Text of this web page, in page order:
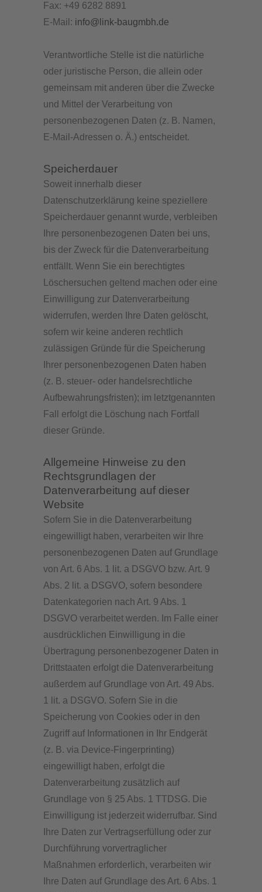
Fax: +49 6282 8891
E-Mail: info@link-baugmbh.de
Verantwortliche Stelle ist die natürliche
oder juristische Person, die allein oder
gemeinsam mit anderen über die Zwecke
und Mittel der Verarbeitung von
personenbezogenen Daten (z. B. Namen,
E-Mail-Adressen o. Ä.) entscheidet.
Speicherdauer
Soweit innerhalb dieser
Datenschutzerklärung keine speziellere
Speicherdauer genannt wurde, verbleiben
Ihre personenbezogenen Daten bei uns,
bis der Zweck für die Datenverarbeitung
entfällt. Wenn Sie ein berechtigtes
Löschersuchen geltend machen oder eine
Einwilligung zur Datenverarbeitung
widerrufen, werden Ihre Daten gelöscht,
sofern wir keine anderen rechtlich
zulässigen Gründe für die Speicherung
Ihrer personenbezogenen Daten haben
(z. B. steuer- oder handelsrechtliche
Aufbewahrungsfristen); im letztgenannten
Fall erfolgt die Löschung nach Fortfall
dieser Gründe.
Allgemeine Hinweise zu den
Rechtsgrundlagen der
Datenverarbeitung auf dieser
Website
Sofern Sie in die Datenverarbeitung
eingewilligt haben, verarbeiten wir Ihre
personenbezogenen Daten auf Grundlage
von Art. 6 Abs. 1 lit. a DSGVO bzw. Art. 9
Abs. 2 lit. a DSGVO, sofern besondere
Datenkategorien nach Art. 9 Abs. 1
DSGVO verarbeitet werden. Im Falle einer
ausdrücklichen Einwilligung in die
Übertragung personenbezogener Daten in
Drittstaaten erfolgt die Datenverarbeitung
außerdem auf Grundlage von Art. 49 Abs.
1 lit. a DSGVO. Sofern Sie in die
Speicherung von Cookies oder in den
Zugriff auf Informationen in Ihr Endgerät
(z. B. via Device-Fingerprinting)
eingewilligt haben, erfolgt die
Datenverarbeitung zusätzlich auf
Grundlage von § 25 Abs. 1 TTDSG. Die
Einwilligung ist jederzeit widerrufbar. Sind
Ihre Daten zur Vertragserfüllung oder zur
Durchführung vorvertraglicher
Maßnahmen erforderlich, verarbeiten wir
Ihre Daten auf Grundlage des Art. 6 Abs. 1